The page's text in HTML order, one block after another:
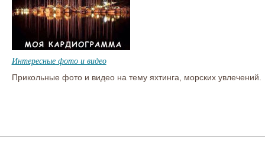
Интересные фото и видео
Прикольные фото и видео на тему яхтинга, морских увлечений.